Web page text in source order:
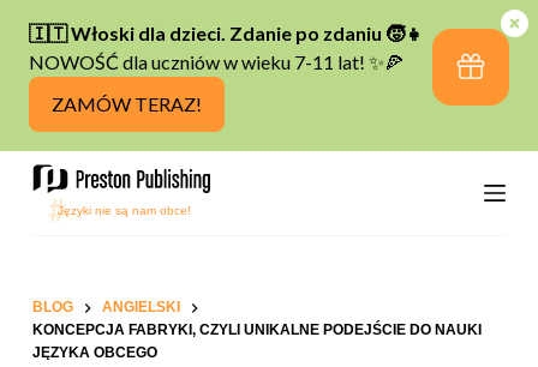
P
z
e
j
BLOG
ANGIELSKI
KONCEPCJA FABRYKI, CZYLI UNIKALNE PODEJŚCIE DO NAUKI
JĘZYKA OBCEGO